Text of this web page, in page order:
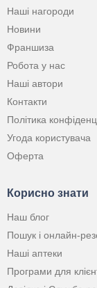
Наші нагороди
Новини
Франшиза
Робота у нас
Наші автори
Контакти
Політика
Угода користувача
Оферта
Корисно знати
Наш блог
Пошук і онлайн-
Наші аптеки
Програми для